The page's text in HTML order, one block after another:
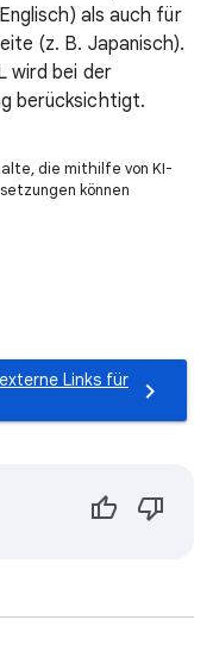
als auch für
(z. B. Japanisch).
wird bei der
berücksichtigt.
die mithilfe von KI-
können
Links für